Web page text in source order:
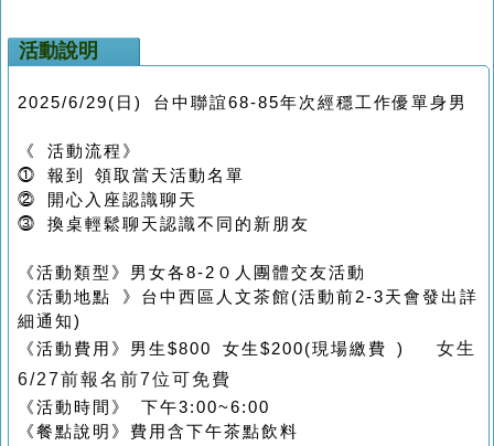
活動說明
2025/6/29(日) 台中聯誼68-85年次經穩工作優單身男
《 活動流程》
⓵ 報到 領取當天活動名單
⓶ 開心入座認識聊天
⓷ 換桌輕鬆聊天認識不同的新朋友
《活動類型》男女各8-2０人團體交友活動
《活動地點 》台中西區人文茶館(活動前2-3天會發出詳
細通知)
《活動費用》男生$800 女生$200(現場繳費 )
女生
6/27前報名前7位可免費
《活動時間》 下午3:00~6:00
《餐點說明》費用含下午茶點飲料